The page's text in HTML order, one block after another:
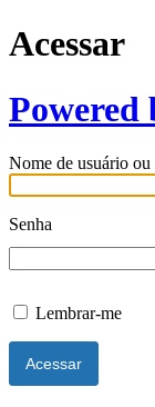
Acessar
Powered
Nome de usuário ou
Senha
Lembrar-me